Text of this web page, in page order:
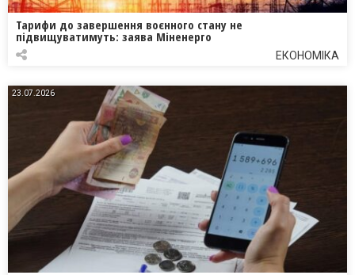
Тарифи до завершення воєнного стану не
підвищуватимуть: заява Міненерго
ЕКОНОМІКА
23.07.2026